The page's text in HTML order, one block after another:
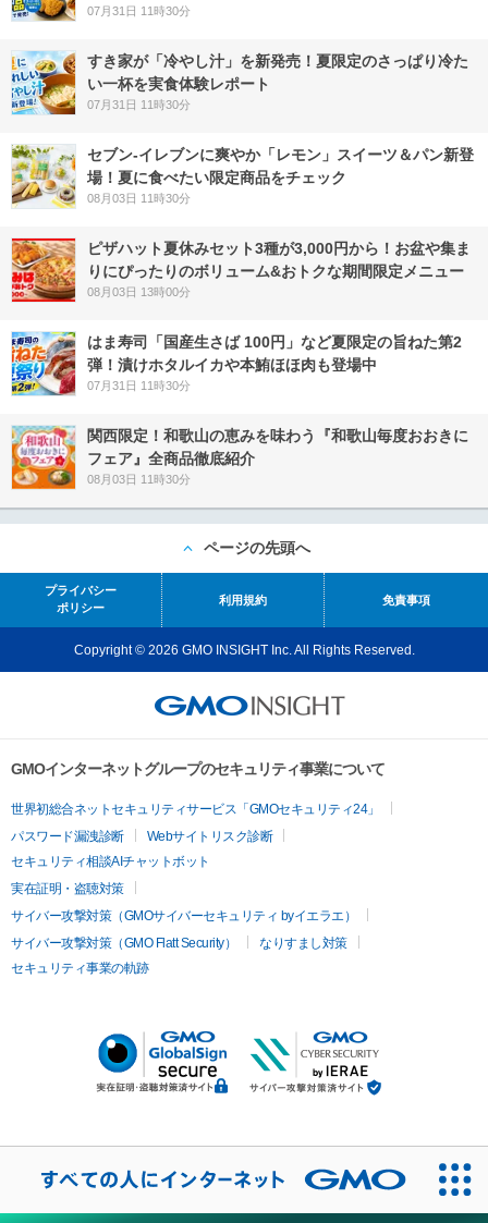
07月31日 11時30分
すき家が「冷やし汁」を新発売！夏限定のさっぱり冷た
い一杯を実食体験レポート
07月31日 11時30分
セブン‐イレブンに爽やか「レモン」スイーツ＆パン新登
場！夏に食べたい限定商品をチェック
08月03日 11時30分
ピザハット夏休みセット3種が3,000円から！お盆や集ま
りにぴったりのボリューム&おトクな期間限定メニュー
08月03日 13時00分
はま寿司「国産生さば 100円」など夏限定の旨ねた第2
弾！漬けホタルイカや本鮪ほほ肉も登場中
07月31日 11時30分
関西限定！和歌山の恵みを味わう『和歌山毎度おおきに
フェア』全商品徹底紹介
08月03日 11時30分
ページの先頭へ
プライバシー
ポリシー
利用規約 免責事項
Copyright © 2026 GMO INSIGHT Inc. All Rights Reserved.
GMOインターネットグループのセキュリティ事業について
世界初総合ネットセキュリティサービス「GMOセキュリティ24」
パスワード漏洩診断
Webサイトリスク診断
セキュリティ相談AIチャットボット
実在証明・盗聴対策
サイバー攻撃対策（GMOサイバーセキュリティ byイエラエ）
サイバー攻撃対策（GMO Flatt Security）
なりすまし対策
セキュリティ事業の軌跡